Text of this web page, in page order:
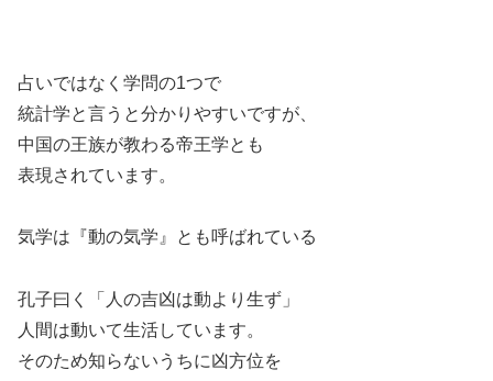
占いではなく学問の1つで
統計学と言うと分かりやすいですが、
中国の王族が教わる帝王学とも
表現されています。
気学は『動の気学』とも呼ばれている
孔子曰く「人の吉凶は動より生ず」
人間は動いて生活しています。
そのため知らないうちに凶方位を